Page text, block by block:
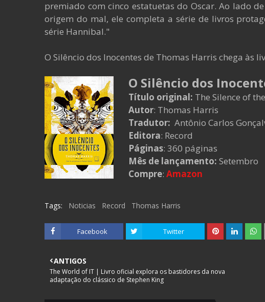
premiado com cinco estatuetas do Oscar. Ao lado
origem do mal, ele completa a série de livros
série Hannibal."
O Silêncio dos Inocentes de Thomas Harris chega às
O Silêncio dos
Título original: The Silence of
Autor: Thomas Harris
Tradutor: Antônio Carlos
Editora: Record
Páginas: 360 páginas
Mês de lançamento: Setembro
Compre: Amazon
Tags: Noticias Record Thomas Harris
Facebook Twitter
ANTIGOS
The World of IT | Livro oficial explora os bastidores da nova
adaptação do clássico de Stephen King